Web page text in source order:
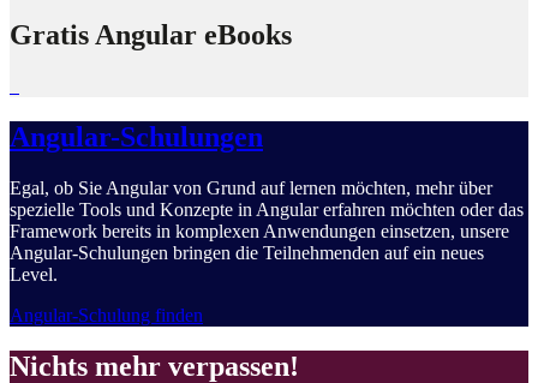
Gratis Angular eBooks
Angular-Schulungen
Egal, ob Sie Angular von Grund auf lernen möchten, mehr über
spezielle Tools und Konzepte in Angular erfahren möchten oder das
Framework bereits in komplexen Anwendungen einsetzen, unsere
Angular-Schulungen bringen die Teilnehmenden auf ein neues
Level.
Angular-Schulung finden
Nichts mehr verpassen!